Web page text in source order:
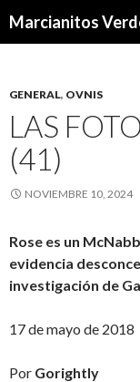
Marcianitos
GENERAL, OVNIS
LAS
(41)
NOVIEMBRE 10, 2024
Rose es un
evidencia
investigación de
17 de mayo de 2018
Por Gorightly